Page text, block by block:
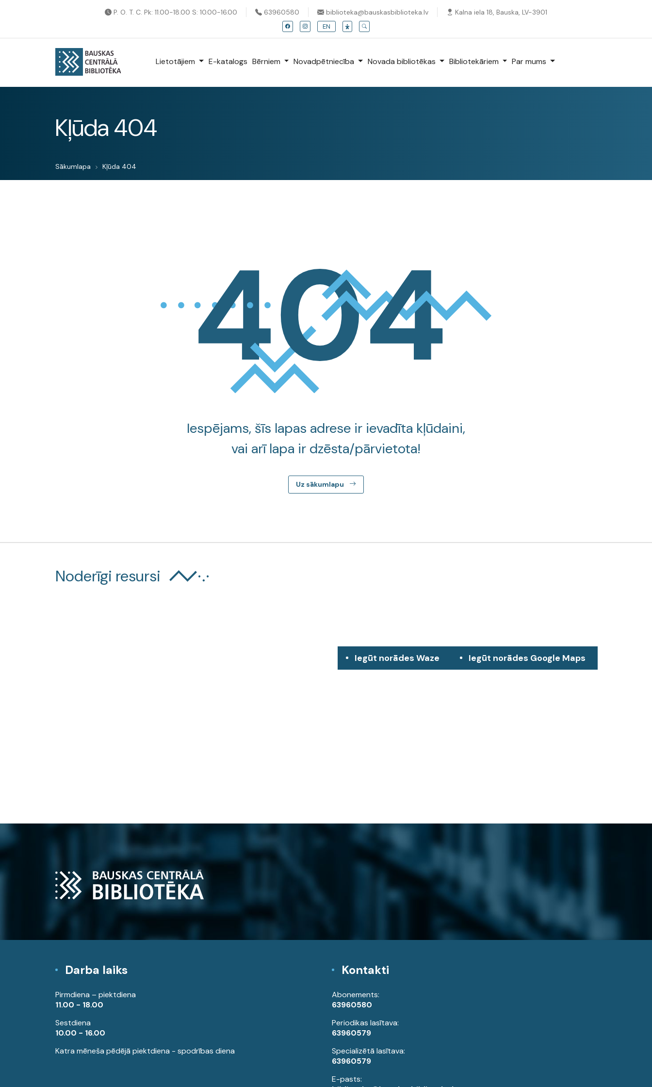
P. O. T. C. Pk: 11.00-18.00 S: 10.00-16.00 63960580 biblioteka@bauskasbiblioteka.lv Kalna iela 18, Bauska, LV-3901
EN
Lietotājiem E-katalogs Bērniem Novadpētniecība Novada bibliotēkas Bibliotekāriem Par mums
Kļūda 404
Sākumlapa Kļūda 404
Iespējams, šīs lapas adrese ir ievadīta kļūdaini,
vai arī lapa ir dzēsta/pārvietota!
Uz sākumlapu
Noderīgi resursi
Iegūt norādes Waze Iegūt norādes Google Maps
Darba laiks
Pirmdiena – piektdiena
11.00 - 18.00
Sestdiena
10.00 - 16.00
Katra mēneša pēdējā piektdiena - spodrības diena
Kontakti
Abonements:
63960580
Periodikas lasītava:
63960579
Specializētā lasītava:
63960579
E-pasts: